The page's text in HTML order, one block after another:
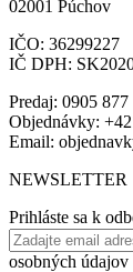
02001 Púchov
IČO: 36299227
IČ DPH:
Predaj: 0905 877
Objednávky:
Email:
NEWSLETTER
Prihláste sa k
osobných údajov